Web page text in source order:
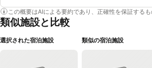
この概要はAIによる要約であり、正確性を保証するも
類似施設と比較
選択された宿泊施設 類似の宿泊施設